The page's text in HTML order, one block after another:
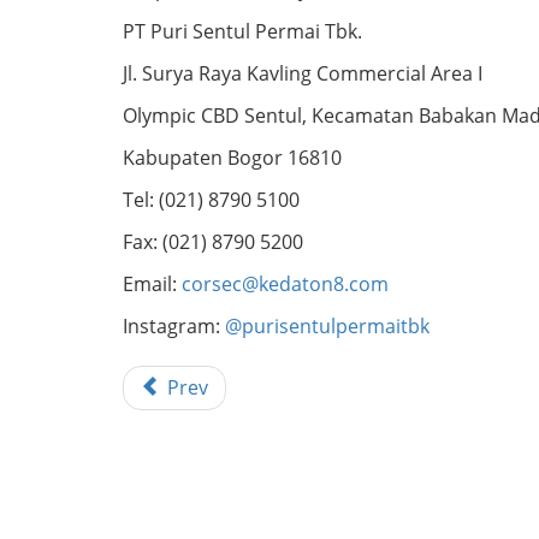
PT Puri Sentul Permai Tbk.
Jl. Surya Raya Kavling Commercial Area I
Olympic CBD Sentul, Kecamatan Babakan
Kabupaten Bogor 16810
Tel: (021) 8790 5100
Fax: (021) 8790 5200
Email: corsec@kedaton8.com
Instagram: @purisentulpermaitbk
Prev